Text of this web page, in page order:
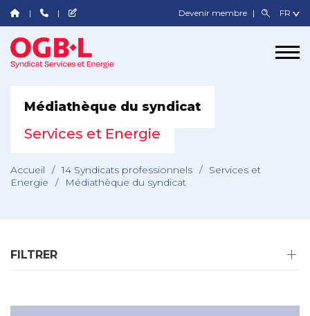
Devenir membre
Médiathèque du syndicat
Services et Energie
Accueil / 14 Syndicats professionnels /
Services et
Energie
/ Médiathèque du syndicat
FILTRER